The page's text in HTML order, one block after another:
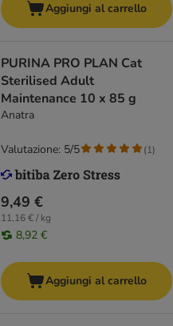
Aggiungi al carrello
PURINA PRO PLAN Cat
Sterilised Adult
Maintenance 10 x 85 g
Anatra
9,49 €
11,16 € / kg
8,92 €
Valutazione: 5/5 (1)
Aggiungi al carrello